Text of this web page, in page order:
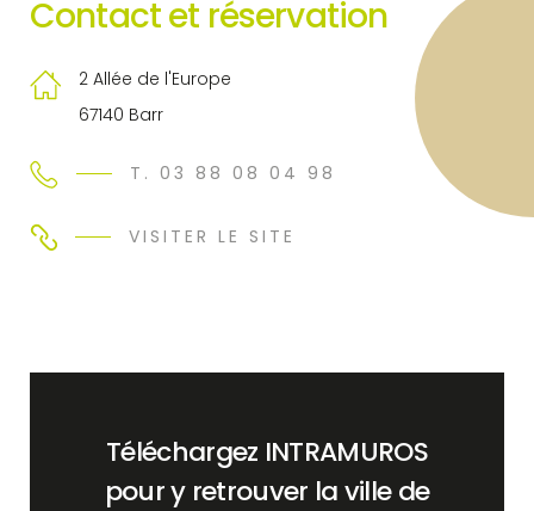
Contact et réservation
2 Allée de l'Europe
67140 Barr
T. 03 88 08 04 98
VISITER LE SITE
Téléchargez INTRAMUROS
pour y retrouver la ville de